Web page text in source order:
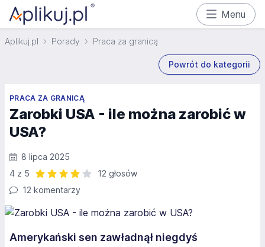
Menu
Aplikuj.pl Porady Praca za granicą
Powrót do kategorii
PRACA ZA GRANICĄ
Zarobki USA - ile można zarobić w
USA?
8 lipca 2025
4 z 5
12 głosów
12 komentarzy
Amerykański sen zawładnął niegdyś